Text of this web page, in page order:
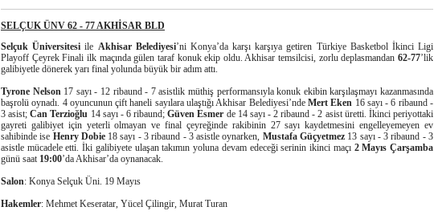
SELÇUK ÜNV 62 - 77 AKHİSAR BLD
Selçuk Üniversitesi ile Akhisar Belediyesi’ni Konya’da karşı karşıya getiren Türkiye Basketbol İkinci Ligi
Playoff Çeyrek Finali ilk maçında gülen taraf konuk ekip oldu. Akhisar temsilcisi, zorlu deplasmandan 62-77’lik
galibiyetle dönerek yarı final yolunda büyük bir adım attı.
Tyrone Nelson 17 sayı - 12 ribaund - 7 asistlik müthiş performansıyla konuk ekibin karşılaşmayı kazanmasında
başrolü oynadı. 4 oyuncunun çift haneli sayılara ulaştığı Akhisar Belediyesi’nde Mert Eken 16 sayı - 6 ribaund -
3 asist;Can Terzioğlu 14 sayı - 6 ribaund;Güven Esmer de 14 sayı - 2 ribaund - 2 asist üretti. İkinci periyottaki
gayreti galibiyet için yeterli olmayan ve final çeyreğinde rakibinin 27 sayı kaydetmesini engelleyemeyen ev
sahibinde ise Henry Dobie18 sayı - 3 ribaund - 3 asistle oynarken, Mustafa Güçyetmez 13 sayı - 3 ribaund - 3
asistle mücadele etti. İki galibiyete ulaşan takımın yoluna devam edeceği serinin ikinci maçı 2 Mayıs Çarşamba
günü saat 19:00’da Akhisar’da oynanacak.
Salon: Konya Selçuk Üni. 19 Mayıs
Hakemler: Mehmet Keseratar, Yücel Çilingir, Murat Turan